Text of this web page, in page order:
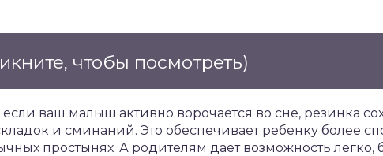
чтобы посмотреть)
ваш малыш активно ворочается во сне, резинка
и сминаний. Это обеспечивает ребенку более
простынях. А родителям даёт возможность легко,